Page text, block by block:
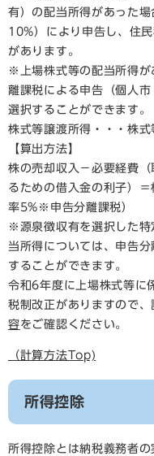
有）の配当所得があった
10%）により申告し、住
があります。
※上場株式等の配当所得が
離課税による申告（個人
選択することができます。
株式等譲渡所得・・・株
【算出方法】
株の売却収入－必要経費
るための借入金の利子）
率5%※申告分離課税）
※源泉徴収有を選択した特
当所得については、申告
することができます。
令和6年度に上場株式等に
税制改正がありますので、
容をご確認ください。
（計算方法Top)
所得控除
所得控除とは納税義務者